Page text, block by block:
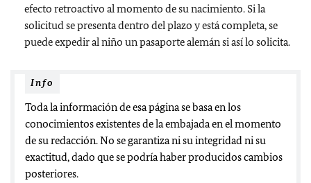
efecto retroactivo al momento de su nacimiento. Si la
solicitud se presenta dentro del plazo y está completa, se
puede expedir al niño un pasaporte alemán si así lo solicita.
Info
Toda la información de esa página se basa en los
conocimientos existentes de la embajada en el momento
de su redacción. No se garantiza ni su integridad ni su
exactitud, dado que se podría haber producidos cambios
posteriores.